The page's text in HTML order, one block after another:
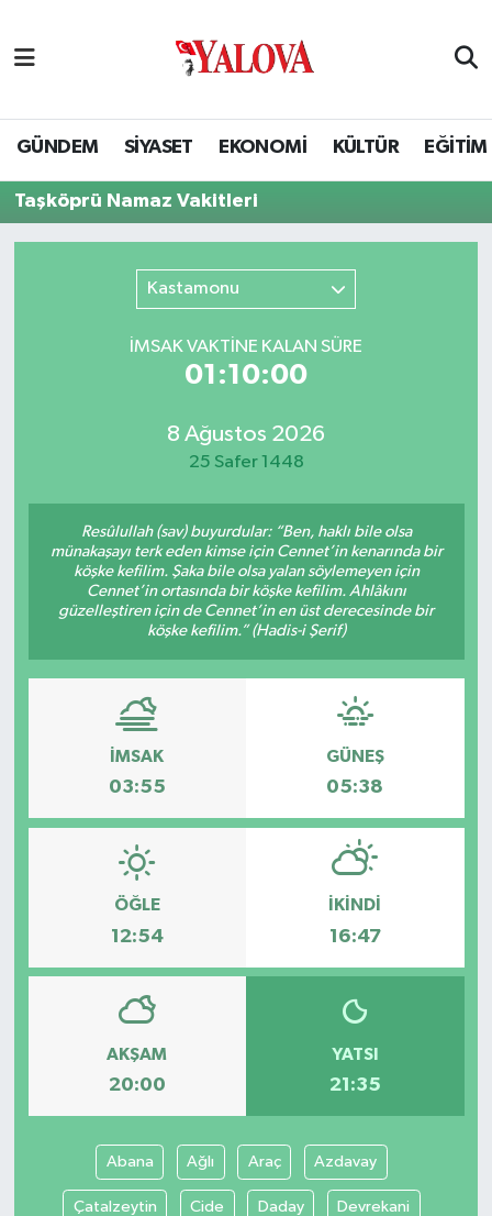
GÜNDEM SİYASET EKONOMİ KÜLTÜR EĞİTİM
Taşköprü Namaz Vakitleri
Kastamonu
İMSAK VAKTİNE KALAN SÜRE
01:10:00
8 Ağustos 2026
25 Safer 1448
Resûlullah (sav) buyurdular: “Ben, haklı bile olsa
münakaşayı terk eden kimse için Cennet’in kenarında bir
köşke kefilim. Şaka bile olsa yalan söylemeyen için
Cennet’in ortasında bir köşke kefilim. Ahlâkını
güzelleştiren için de Cennet’in en üst derecesinde bir
köşke kefilim.” (Hadis-i Şerif)
İMSAK
03:55
GÜNEŞ
05:38
ÖĞLE
12:54
İKINDI
16:47
AKŞAM
20:00
YATSI
21:35
Abana Ağlı Araç Azdavay
Çatalzeytin Cide Daday Devrekani
SİYASET
EKONOMİ
BİLİM VE TEKNOLOJİ
SPOR
ULUSAL
İLÇELERİMİZ
RESMİ İLAN
Yalova Nöbetçi Eczaneler
Yalova Hava Durumu
Yalova Namaz Vakitleri
Puan Durumu ve Fikstür
Tüm Manşetler